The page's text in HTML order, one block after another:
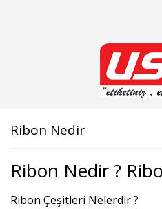
Ribon Nedir
Ribon Nedir ?
Ribon Çeşitleri Nelerdir ?